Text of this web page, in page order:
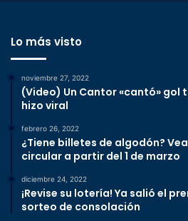
Lo más visto
noviembre 27, 2022
(Video) Un Cantor «cantó» gol
hizo viral
febrero 26, 2022
¿Tiene billetes de algodón?
circular a partir del 1 de marzo
diciembre 24, 2022
¡Revise su lotería! Ya salió el
sorteo de consolación